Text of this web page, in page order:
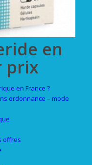
en
prix
en France ?
ordonnance – mode
offres